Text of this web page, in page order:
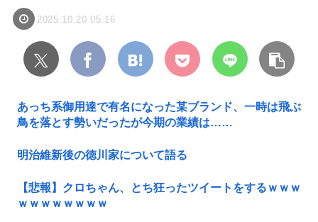
2025.10.20 05:16
あっち系御用達で有名になった某ブランド、一時は飛ぶ
鳥を落とす勢いだったが今期の業績は……
明治維新後の徳川家について語る
【悲報】クロちゃん、とち狂ったツイートをするｗｗｗ
ｗｗｗｗｗｗｗｗ